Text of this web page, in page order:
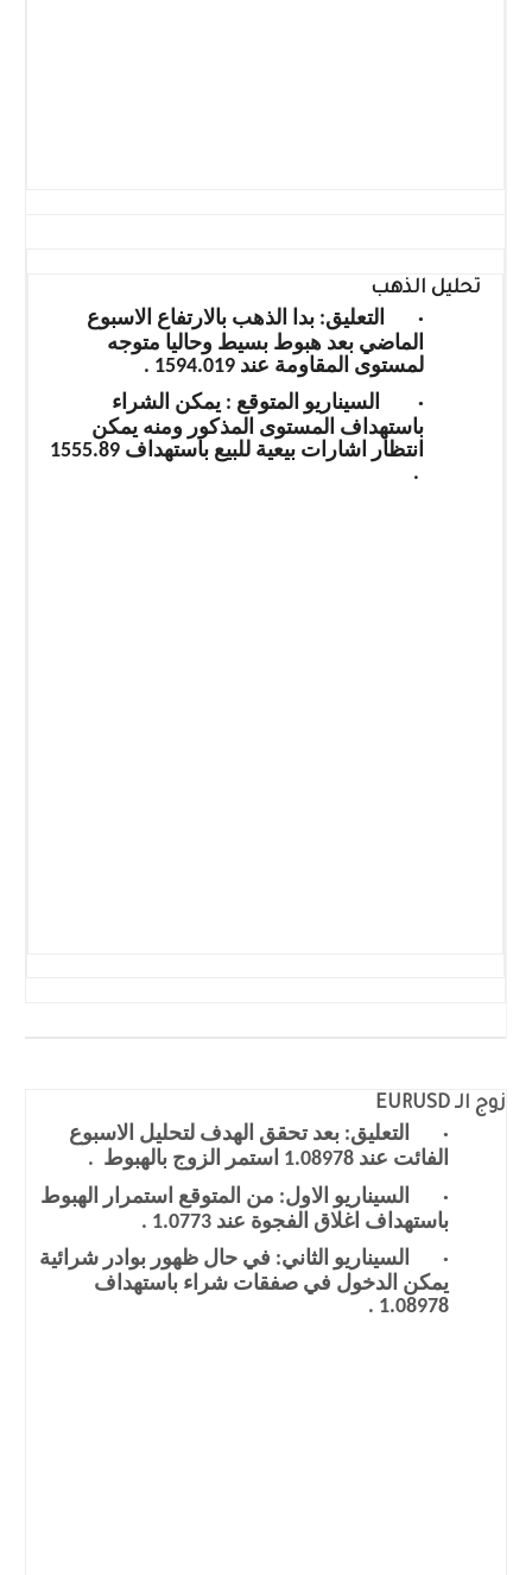
تحليل الذهب
·
التعليق: بدا الذهب بالارتفاع الاسبوع
الماضي بعد هبوط بسيط وحاليا متوجه
لمستوى المقاومة عند 1594.019 .
·
السيناريو المتوقع : يمكن الشراء
باستهداف المستوى المذكور ومنه يمكن
انتظار اشارات بيعية للبيع باستهداف 1555.89
.
زوج الـ EURUSD
·
التعليق: بعد تحقق الهدف لتحليل الاسبوع
الفائت عند 1.08978 استمر الزوج بالهبوط .
·
السيناريو الاول: من المتوقع استمرار الهبوط
باستهداف اغلاق الفجوة عند 1.0773 .
·
السيناريو الثاني: في حال ظهور بوادر شرائية
يمكن الدخول في صفقات شراء باستهداف
1.08978 .